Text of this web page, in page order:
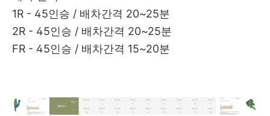
1R - 45인승 / 배차간격 20~25분
2R - 45인승 / 배차간격 20~25분
FR - 45인승 / 배차간격 15~20분